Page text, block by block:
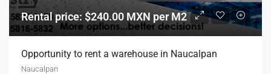
Rental price: $240.00 MXN per M2
Opportunity to rent a warehouse in Naucalpan
Naucalpan